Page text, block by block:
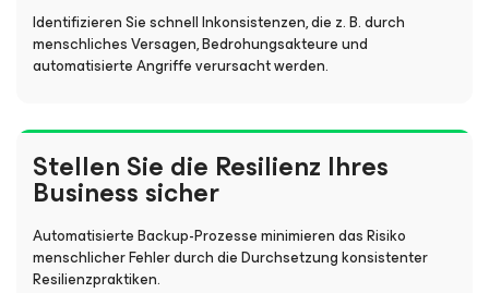
Identifizieren Sie schnell Inkonsistenzen, die z. B. durch
menschliches Versagen, Bedrohungsakteure und
automatisierte Angriffe verursacht werden.
Stellen Sie die Resilienz Ihres
Business sicher
Automatisierte Backup-Prozesse minimieren das Risiko
menschlicher Fehler durch die Durchsetzung konsistenter
Resilienzpraktiken.